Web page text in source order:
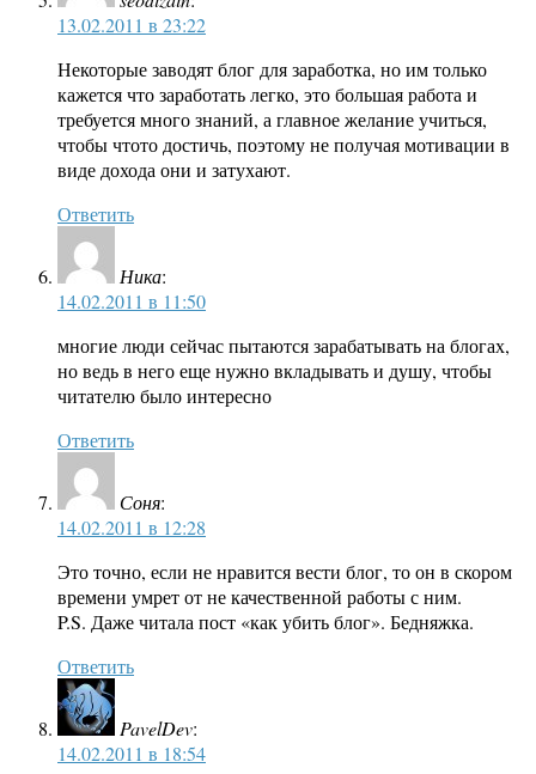
13.02.2011 в 23:22
Некоторые заводят блог для заработка, но им только
кажется что заработать легко, это большая работа и
требуется много знаний, а главное желание учиться,
чтобы чтото достичь, поэтому не получая мотивации в
виде дохода они и затухают.
Ответить
Ника:
14.02.2011 в 11:50
многие люди сейчас пытаются зарабатывать на блогах,
но ведь в него еще нужно вкладывать и душу, чтобы
читателю было интересно
Ответить
Соня:
14.02.2011 в 12:28
Это точно, если не нравится вести блог, то он в скором
времени умрет от не качественной работы с ним.
P.S. Даже читала пост «как убить блог». Бедняжка.
Ответить
PavelDev:
14.02.2011 в 18:54